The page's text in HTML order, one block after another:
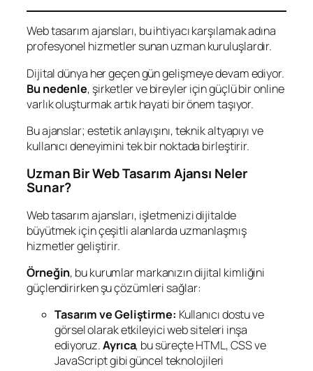
Web tasarım ajansları, bu ihtiyacı karşılamak adına
profesyonel hizmetler sunan uzman kuruluşlardır.
Dijital dünya her geçen gün gelişmeye devam ediyor.
Bu nedenle, şirketler ve bireyler için güçlü bir online
varlık oluşturmak artık hayati bir önem taşıyor.
Bu ajanslar; estetik anlayışını, teknik altyapıyı ve
kullanıcı deneyimini tek bir noktada birleştirir.
Uzman Bir Web Tasarım Ajansı Neler
Sunar?
Web tasarım ajansları, işletmenizi dijitalde
büyütmek için çeşitli alanlarda uzmanlaşmış
hizmetler geliştirir.
Örneğin, bu kurumlar markanızın dijital kimliğini
güçlendirirken şu çözümleri sağlar:
Tasarım ve Geliştirme: Kullanıcı dostu ve
görsel olarak etkileyici web siteleri inşa
ediyoruz.Ayrıca, bu süreçte HTML, CSS ve
JavaScript gibi güncel teknolojileri